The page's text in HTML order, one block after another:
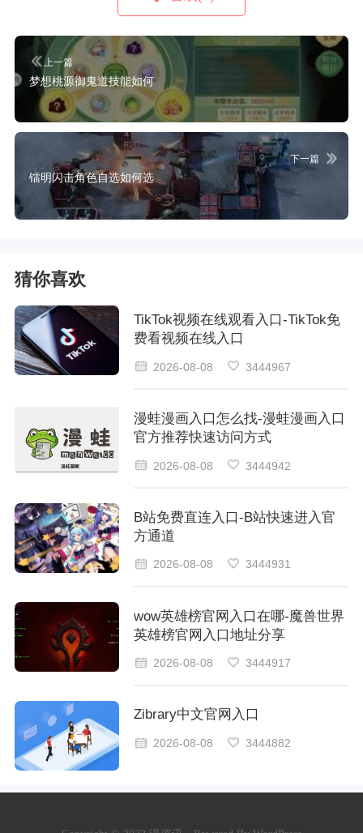
上一篇
梦想桃源御鬼道技能如何
下一篇
镭明闪击角色自选如何选
猜你喜欢
TikTok视频在线观看入口-TikTok免
费看视频在线入口
2026-08-08 3444967
漫蛙漫画入口怎么找-漫蛙漫画入口
官方推荐快速访问方式
2026-08-08 3444942
B站免费直连入口-B站快速进入官
方通道
2026-08-08 3444931
wow英雄榜官网入口在哪-魔兽世界
英雄榜官网入口地址分享
2026-08-08 3444917
Zibrary中文官网入口
2026-08-08 3444882